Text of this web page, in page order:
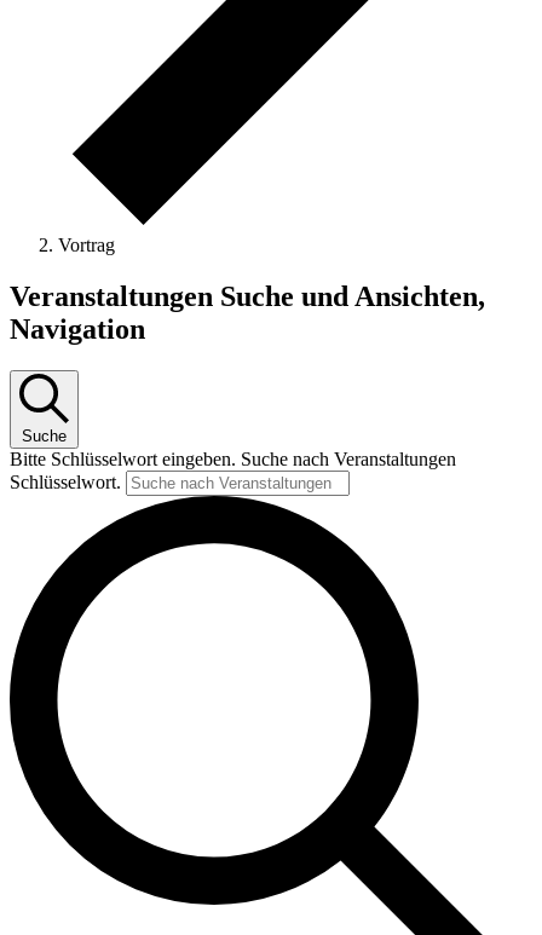
Vortrag
Veranstaltungen
Veranstaltungen Suche und Ansichten,
Navigation
Suche
Bitte Schlüsselwort eingeben. Suche nach Veranstaltungen
Schlüsselwort.